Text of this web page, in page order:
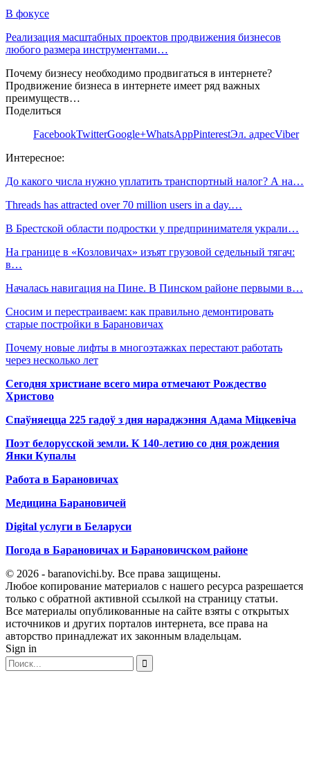
В фокусе
Реализация масштабных проектов продвижения бизнесов
любого размера инструментами…
Почему бизнесу необходимо продвигаться в интернете?
Продвижение бизнеса в интернете имеет ряд важных
преимуществ…
Поделиться
FacebookTwitterGoogle+WhatsAppPinterestЭл. адресViber
Интересное:
До какого числа нужно уплатить транспортный налог? А на…
Threads has attracted over 70 million users in a day.…
В Брестской области подростки у предпринимателя украли…
На границе в «Козловичах» изъят грузовой седельный тягач:
в…
Началась навигация на Пине. В Пинском районе первыми в…
Сносим и перестраиваем: как правильно демонтировать
старые постройки в Барановичах
Почему новые лифты в многоэтажках перестают работать
через несколько лет
Сегодня христиане всего мира отмечают Рождество
Христово
Спаўняецца 225 гадоў з дня нараджэння Адама Міцкевіча
Поэт белорусской земли. К 140-летию со дня рождения
Янки Купалы
Работа в Барановичах
Медицина Барановичей
Digital услуги в Беларуси
Погода в Барановичах и Барановичском районе
© 2026 - baranovichi.by. Все права защищены.
Любое копирование материалов с нашего ресурса разрешается
только с обратной активной ссылкой на страницу статьи.
Все материалы опубликованные на сайте взяты с открытых
источников и других порталов интернета, все права на
авторство принадлежат их законным владельцам.
Sign in